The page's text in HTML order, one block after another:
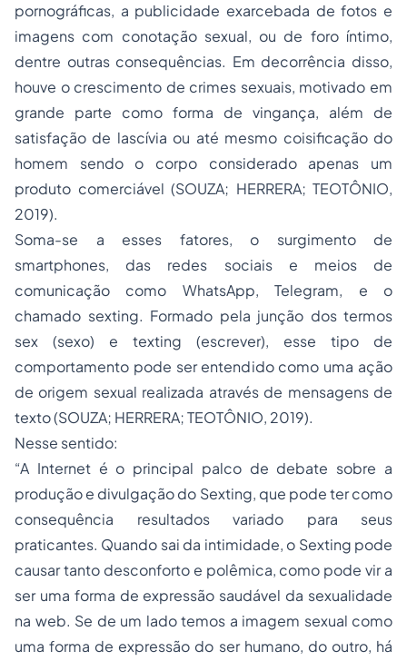
pornográficas, a publicidade exarcebada de fotos e
imagens com conotação sexual, ou de foro íntimo,
dentre outras consequências. Em decorrência disso,
houve o crescimento de crimes sexuais, motivado em
grande parte como forma de vingança, além de
satisfação de lascívia ou até mesmo coisificação do
homem sendo o corpo considerado apenas um
produto comerciável (SOUZA; HERRERA; TEOTÔNIO,
2019).
Soma-se a esses fatores, o surgimento de
smartphones, das redes sociais e meios de
comunicação como WhatsApp, Telegram, e o
chamado sexting. Formado pela junção dos termos
sex (sexo) e texting (escrever), esse tipo de
comportamento pode ser entendido como uma ação
de origem sexual realizada através de mensagens de
texto (SOUZA; HERRERA; TEOTÔNIO, 2019).
Nesse sentido:
“A Internet é o principal palco de debate sobre a
produção e divulgação do Sexting, que pode ter como
consequência resultados variado para seus
praticantes. Quando sai da intimidade, o Sexting pode
causar tanto desconforto e polêmica, como pode vir a
ser uma forma de expressão saudável da sexualidade
na web. Se de um lado temos a imagem sexual como
uma forma de expressão do ser humano, do outro, há